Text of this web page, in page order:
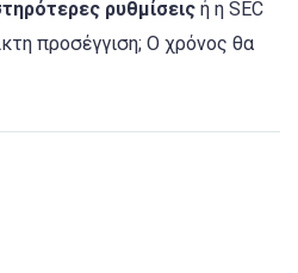
ρυθμίσεις ή η SEC
προσέγγιση; Ο χρόνος θα